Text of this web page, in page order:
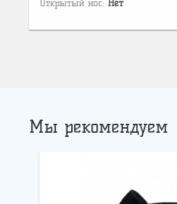
Открытый нос: Нет
Мы рекомендуем